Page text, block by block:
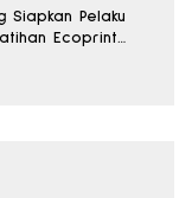
Siapkan Pelaku
Ecoprint